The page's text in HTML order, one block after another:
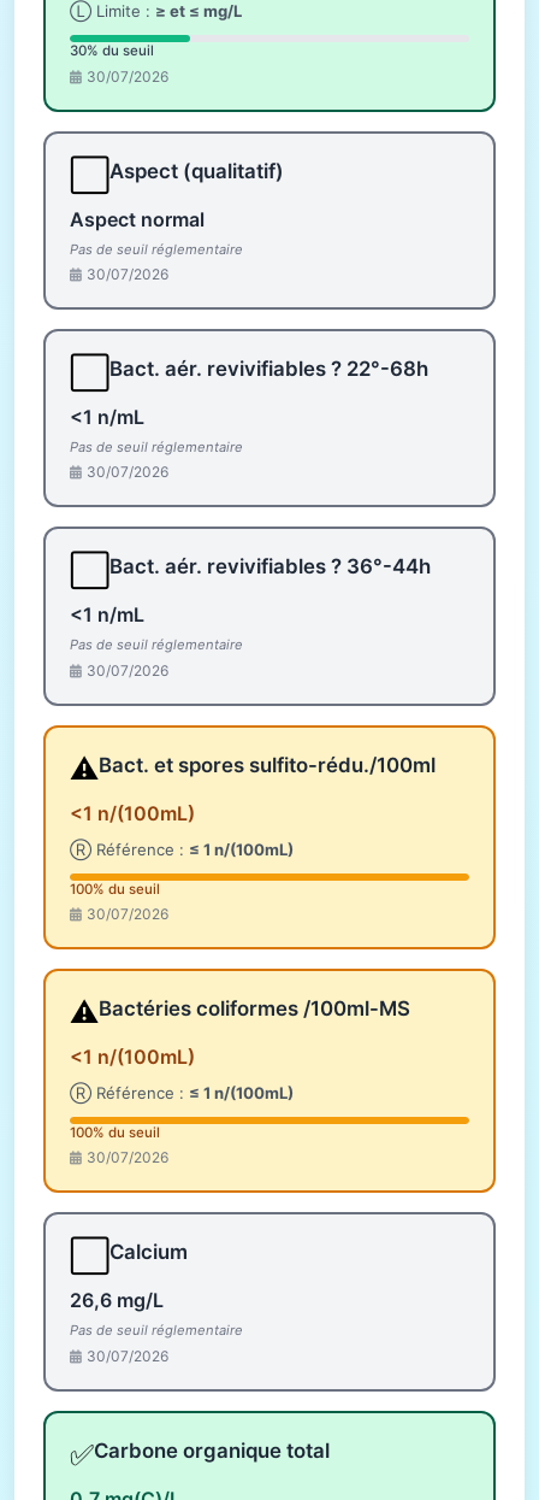
Ⓛ Limite : ≥ et ≤ mg/L
30% du seuil
30/07/2026
Aspect (qualitatif)
Aspect normal
Pas de seuil réglementaire
30/07/2026
Bact. aér. revivifiables ? 22°-68h
<1 n/mL
Pas de seuil réglementaire
30/07/2026
Bact. aér. revivifiables ? 36°-44h
<1 n/mL
Pas de seuil réglementaire
30/07/2026
⚠️Bact. et spores sulfito-rédu./100ml
<1 n/(100mL)
Ⓡ Référence : ≤ 1 n/(100mL)
100% du seuil
30/07/2026
⚠️Bactéries coliformes /100ml-MS
<1 n/(100mL)
Ⓡ Référence : ≤ 1 n/(100mL)
100% du seuil
30/07/2026
Calcium
26,6 mg/L
Pas de seuil réglementaire
30/07/2026
✅Carbone organique total